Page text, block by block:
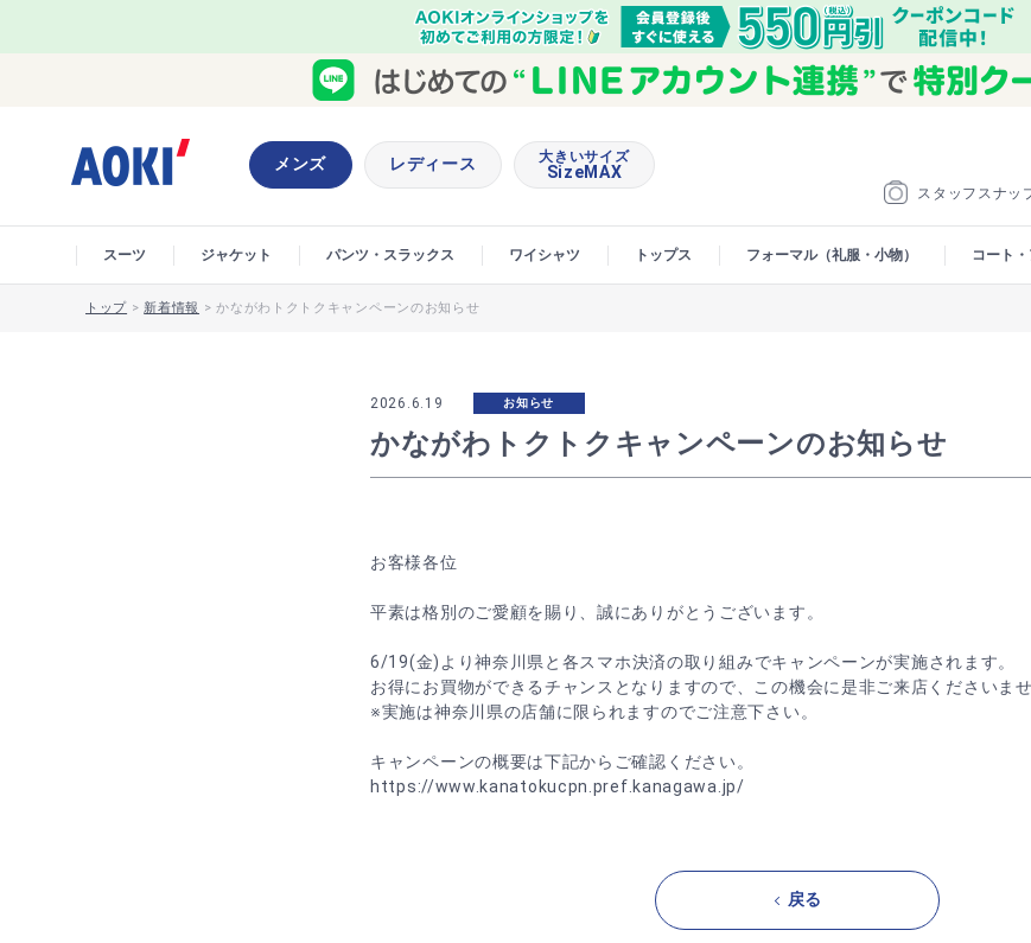
スタッフスナッ
メンズ レディース 大きいサイズ
SizeMAX
スーツ ジャケット パンツ・スラックス ワイシャツ トップス フォーマル（礼服・小物） コート
トップ >新着情報 >かながわトクトクキャンペーンのお知らせ
2026.6.19 お知らせ
かながわトクトクキャンペーンのお知らせ
お客様各位
平素は格別のご愛顧を賜り、誠にありがとうございます。
6/19(金)より神奈川県と各スマホ決済の取り組みでキャンペーンが実施されます。
お得にお買物ができるチャンスとなりますので、この機会に是非ご来店くださいませ
※実施は神奈川県の店舗に限られますのでご注意下さい。
キャンペーンの概要は下記からご確認ください。
https://www.kanatokucpn.pref.kanagawa.jp/
戻る